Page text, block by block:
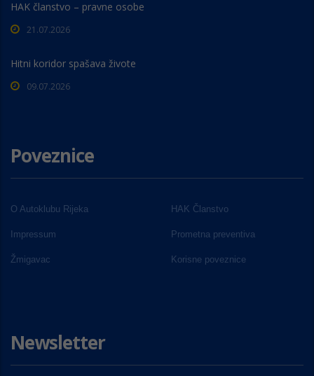
HAK članstvo – pravne osobe
21.07.2026
Hitni koridor spašava živote
09.07.2026
Poveznice
O Autoklubu Rijeka HAK Članstvo
Impressum Prometna preventiva
Žmigavac Korisne poveznice
Newsletter